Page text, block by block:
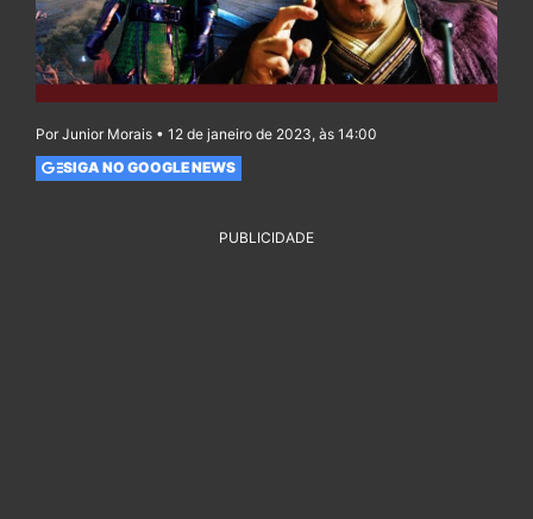
Por Junior Morais • 12 de janeiro de 2023, às 14:00
SIGA NO GOOGLE NEWS
PUBLICIDADE